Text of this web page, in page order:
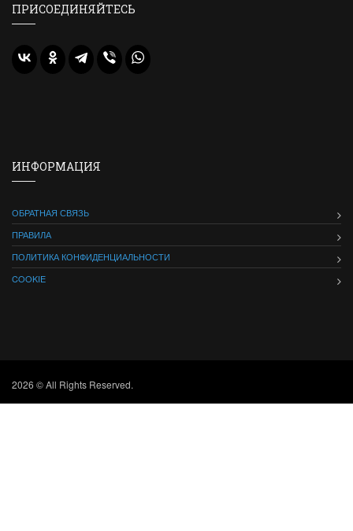
ПРИСОЕДИНЯЙТЕСЬ
ИНФОРМАЦИЯ
ОБРАТНАЯ СВЯЗЬ
ПРАВИЛА
ПОЛИТИКА КОНФИДЕНЦИАЛЬНОСТИ
COOKIE
2026 © All Rights Reserved.